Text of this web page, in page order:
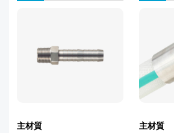
主材質 主材質